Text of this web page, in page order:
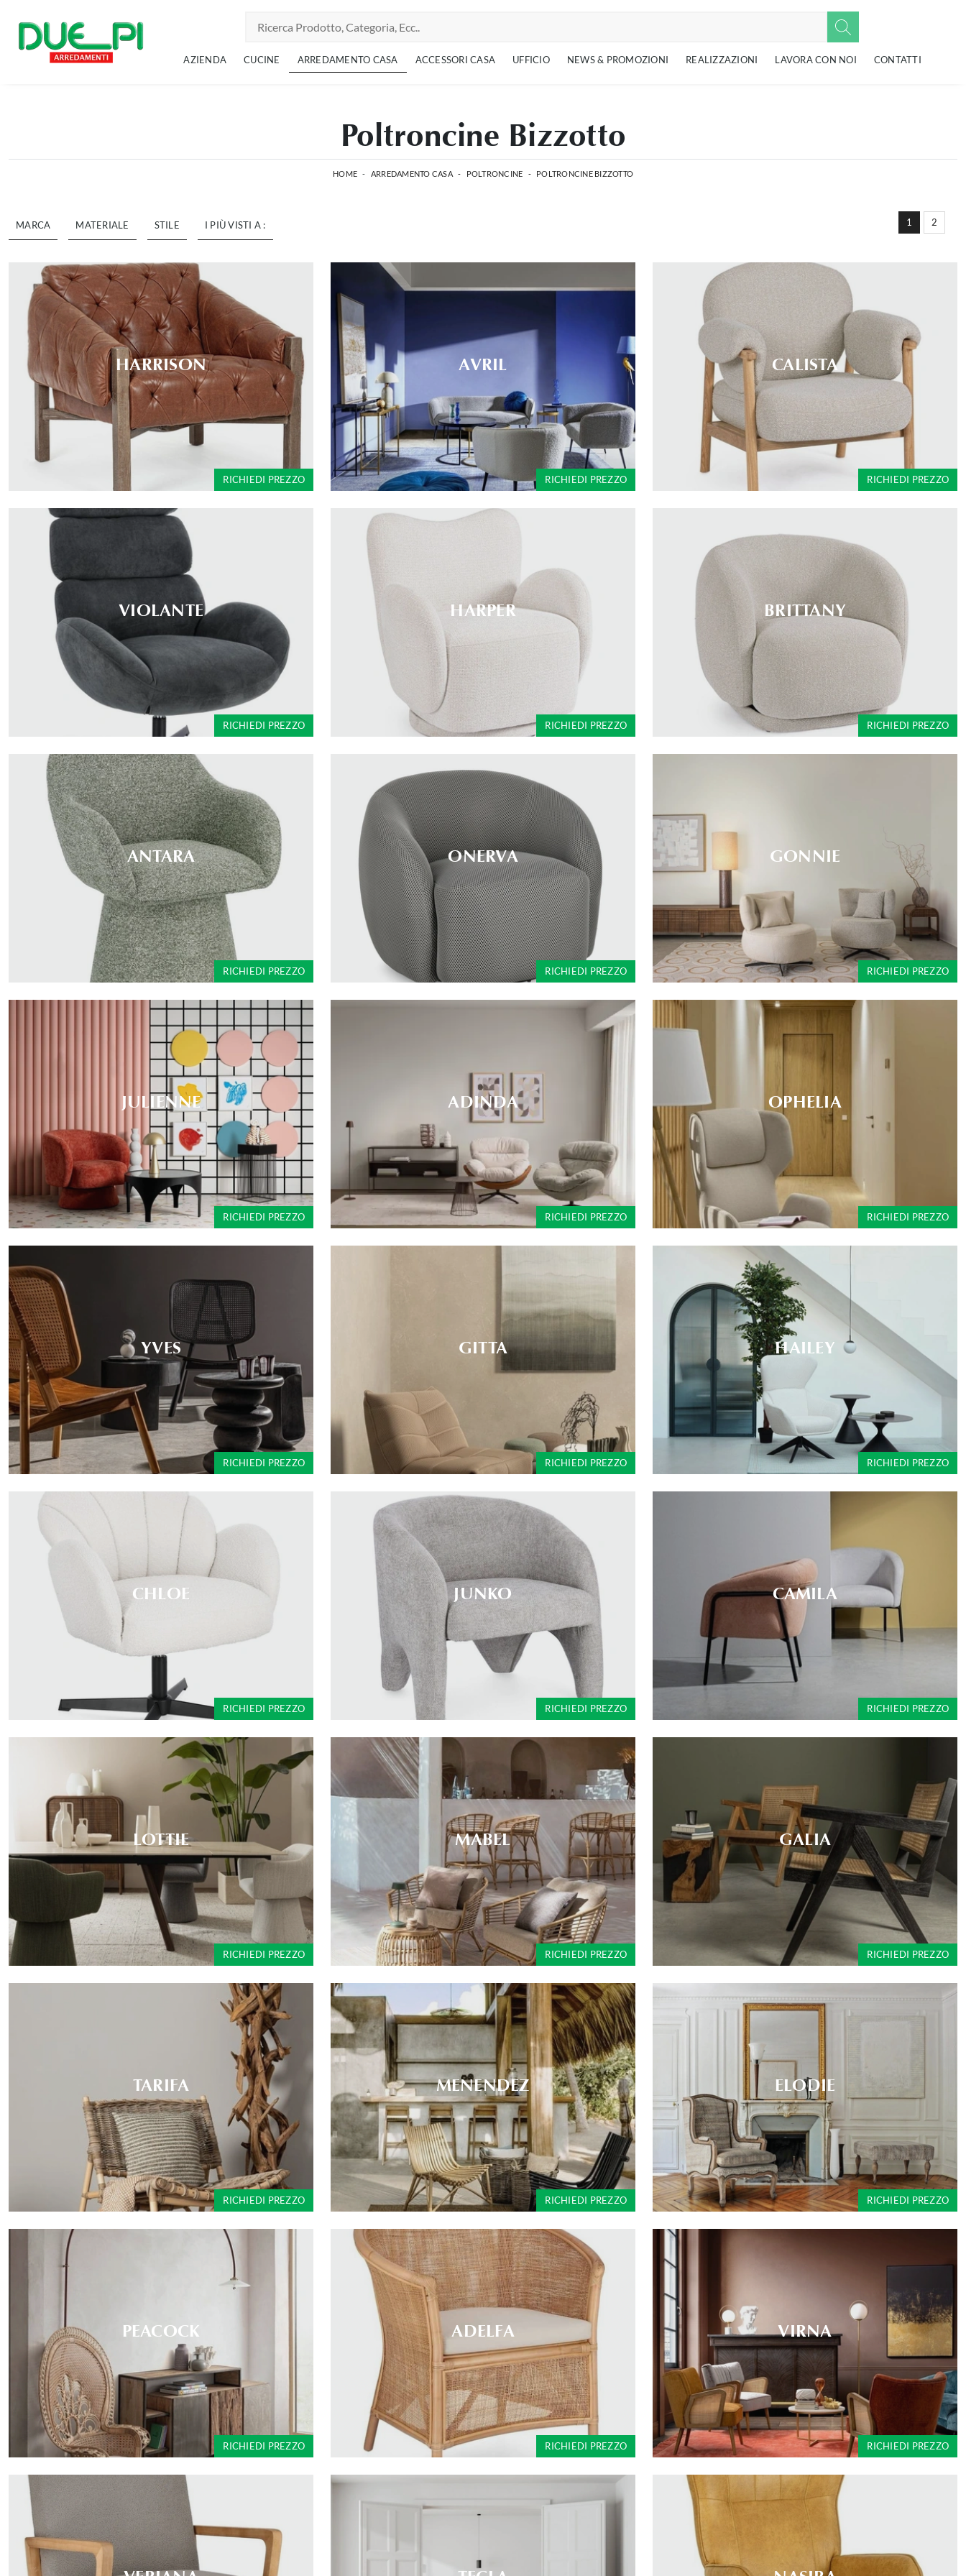
AZIENDA CUCINE ARREDAMENTO CASA ACCESSORI CASA UFFICIO NEWS & PROMOZIONI REALIZZAZIONI LAVORA CON NOI CONTATTI
Poltroncine Bizzotto
HOME - ARREDAMENTO CASA - POLTRONCINE - POLTRONCINE BIZZOTTO
MARCA MATERIALE STILE I PIÙ VISTI A : 1 2
HARRISON
RICHIEDI PREZZO
AVRIL
RICHIEDI PREZZO
CALISTA
RICHIEDI PREZZO
VIOLANTE
RICHIEDI PREZZO
HARPER
RICHIEDI PREZZO
BRITTANY
RICHIEDI PREZZO
ANTARA
RICHIEDI PREZZO
ONERVA
RICHIEDI PREZZO
GONNIE
RICHIEDI PREZZO
JULIENNE
RICHIEDI PREZZO
ADINDA
RICHIEDI PREZZO
OPHELIA
RICHIEDI PREZZO
YVES
RICHIEDI PREZZO
GITTA
RICHIEDI PREZZO
HAILEY
RICHIEDI PREZZO
CHLOE
RICHIEDI PREZZO
JUNKO
RICHIEDI PREZZO
CAMILA
RICHIEDI PREZZO
LOTTIE
RICHIEDI PREZZO
MABEL
RICHIEDI PREZZO
GALIA
RICHIEDI PREZZO
TARIFA
RICHIEDI PREZZO
MENENDEZ
RICHIEDI PREZZO
ELODIE
RICHIEDI PREZZO
PEACOCK
RICHIEDI PREZZO
ADELFA
RICHIEDI PREZZO
VIRNA
RICHIEDI PREZZO